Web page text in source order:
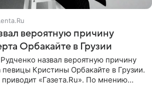
вероятную причину
Орбакайте в Грузии
назвал вероятную причину
Кристины Орбакайте в Грузии.
«Газета.Ru». По мнению